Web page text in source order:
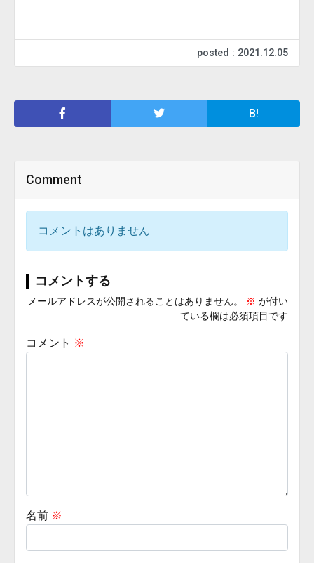
posted : 2021.12.05
B!
Comment
コメントはありません
コメントする
メールアドレスが公開されることはありません。 ※ が付い
ている欄は必須項目です
コメント ※
名前 ※